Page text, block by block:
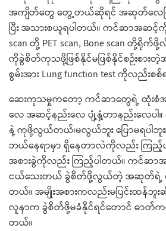
အကျိတ်တွေ တွေ့တယ်ဆိုရင် အဆုတ်လေပြွ
ပြီး အသားစယူရပါတယ်။ ကင်ဆာအဆ
scan တို့ PET scan, Bone scan တို့
ကိုခွဲစိတ်ကုသဖို့ဖြစ်နိုင်မဖြစ်နိုင်စဉ်းစား
စွမ်းအား Lung function test ကိုလည်းစ
ဆေးကုသမှုကတော့ ကင်ဆာတွေရဲ့ ထုံးစံအ
လေ အဆင့်နည်းလေ ပျံ့နှံ့တာနည်းလေပါ
နဲ့ ကုဖို့လွယ်တယ်၊မလွယ်ဘူး ပြောမရပ
ဘယ်နေရာမှာ ရှိနေတာလဲကိုလည်း ကြည့်
အစားခွဲကိုလည်း ကြည့်ပါတယ်။ ကင်ဆ
ငယ်သေးတယ် ခွဲစိတ်ဖို့လွယ်တဲ့ အဆုတ်ရဲ့
တယ်။ အမျိုးအစားကလည်းမပြင်းထန်
လူနာက ခွဲစိတ်ဖို့မခံနိုင်ရင်တောင် ဓာတ်က
တယ်။